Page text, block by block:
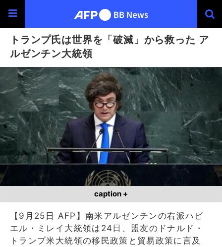
トランプ氏は世界を「破滅」から救った ア
ルゼンチン大統領
caption +
【9月25日 AFP】南米アルゼンチンの右派ハビ
エル・ミレイ大統領は24日、盟友のドナルド・
トランプ米大統領の移民政策と貿易政策に言及